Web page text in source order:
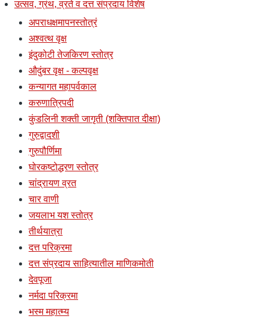
उत्सव, ग्रंथ, व्रते व दत्त संप्रदाय विशेष
अपराधक्षमापनस्तोत्रं
अश्वत्थ वृक्ष
इंदुकोटी तेजकिरण स्तोत्र
औदुंबर वृक्ष - कल्पवृक्ष
कन्यागत महापर्वकाल
करुणात्रिपदी
कुंडलिनी शक्ती जागृती (शक्तिपात दीक्षा)
गुरुद्वादशी
गुरुपौर्णिमा
घोरकष्टोद्धरण स्तोत्र
चांद्रायण व्रत
चार वाणी
जयलाभ यश स्तोत्र
तीर्थयात्रा
दत्त परिक्रमा
दत्त संप्रदाय साहित्यातील माणिकमोती
देवपूजा
नर्मदा परिक्रमा
भस्म महात्म्य